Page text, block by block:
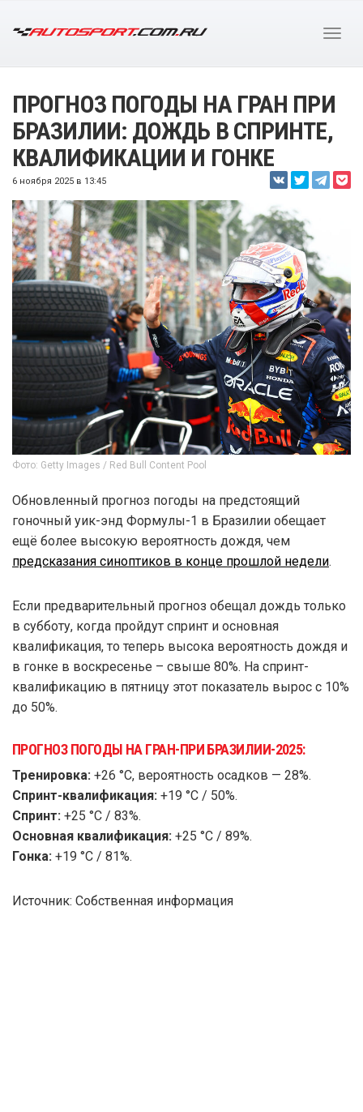
ПРОГНОЗ ПОГОДЫ НА ГРАН ПРИ
БРАЗИЛИИ: ДОЖДЬ В СПРИНТЕ,
КВАЛИФИКАЦИИ И ГОНКЕ
6 ноября 2025 в 13:45
Фото: Getty Images / Red Bull Content Pool
Обновленный прогноз погоды на предстоящий
гоночный уик-энд Формулы-1 в Бразилии обещает
ещё более высокую вероятность дождя, чем
предсказания синоптиков в конце прошлой недели.
Если предварительный прогноз обещал дождь только
в субботу, когда пройдут спринт и основная
квалификация, то теперь высока вероятность дождя и
в гонке в воскресенье – свыше 80%. На спринт-
квалификацию в пятницу этот показатель вырос с 10%
до 50%.
ПРОГНОЗ ПОГОДЫ НА ГРАН-ПРИ БРАЗИЛИИ-2025:
Тренировка: +26 °C, вероятность осадков — 28%.
Спринт-квалификация: +19 °C / 50%.
Спринт: +25 °C / 83%.
Основная квалификация: +25 °C / 89%.
Гонка: +19 °C / 81%.
Источник: Собственная информация